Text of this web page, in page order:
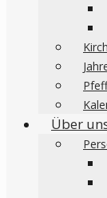
Über